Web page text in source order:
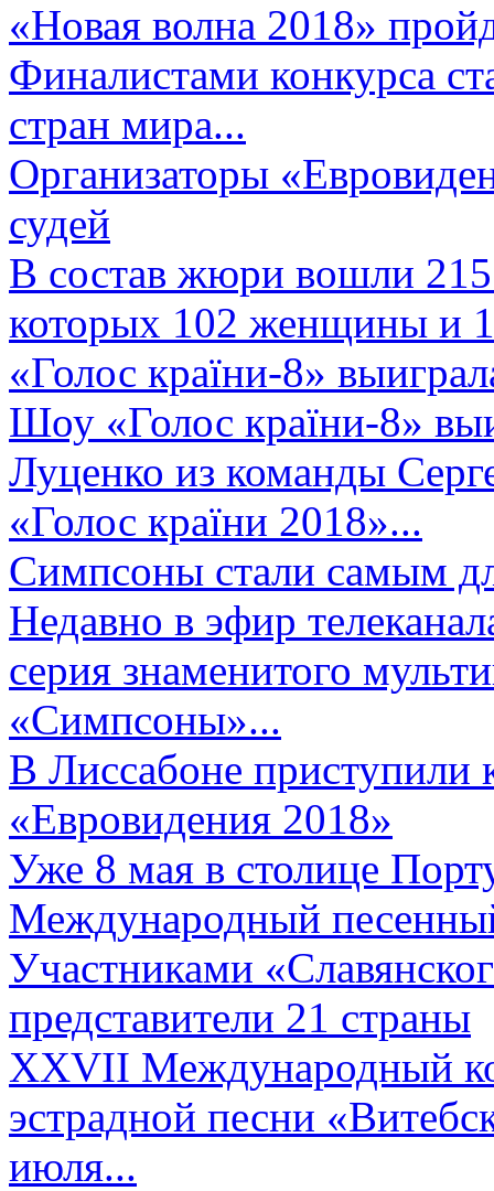
«Новая волна 2018»
Финалистами конкурса
стран мира...
Организаторы
судей
В состав жюри вошли 215
которых 102 женщины и
«Голос країни-8»
Шоу «Голос країни-8»
Луценко из команды
«Голос країни 2018»...
Симпсоны стали самым
Недавно в эфир
серия знаменитого
«Симпсоны»...
В Лиссабоне приступили
«Евровидения 2018»
Уже 8 мая в столице
Международный
Участниками
представители 21 страны
XXVII Международный
эстрадной песни
июля...